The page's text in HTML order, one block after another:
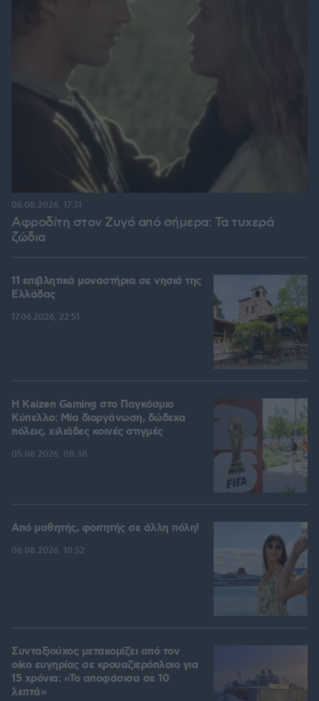
Αφροδίτη στον Ζυγό από σήμερα: Τα τυχερά
ζώδια
06.08.2026, 17:31
11 επιβλητικά μοναστήρια σε νησιά της
Ελλάδας
17.06.2026, 22:51
H Kaizen Gaming στο Παγκόσμιο
Kύπελλο: Μία διοργάνωση, δώδεκα
πόλεις, χιλιάδες κοινές στιγμές
05.08.2026, 08:38
Από μαθητής, φοιτητής σε άλλη πόλη!
06.08.2026, 10:52
Συνταξιούχος μετακομίζει από τον
οίκο ευγηρίας σε κρουαζιερόπλοιο για
15 χρόνια: «Το αποφάσισα σε 10
λεπτά»